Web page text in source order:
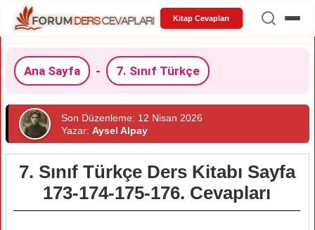
Kitap Cevapları
Ana Sayfa - 7. Sınıf Türkçe
Son Düzenleme: 12 Nisan 2026
Yazar: Aysel Alpay
7. Sınıf Türkçe Ders Kitabı Sayfa
173-174-175-176. Cevapları